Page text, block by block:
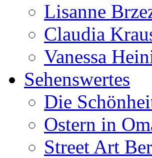
Lisanne
Claudia
Vanessa
Sehenswertes
Die
Ostern in
Street Art